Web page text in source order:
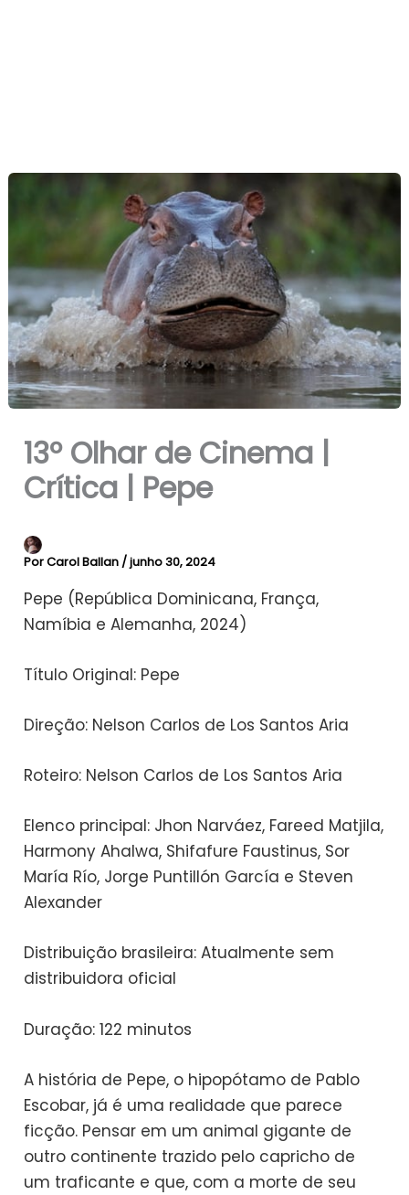
13º Olhar de Cinema |
Crítica | Pepe
PorCarol Ballan /junho 30, 2024
Pepe (República Dominicana, França,
Namíbia e Alemanha, 2024)
Título Original: Pepe
Direção: Nelson Carlos de Los Santos Aria
Roteiro: Nelson Carlos de Los Santos Aria
Elenco principal: Jhon Narváez, Fareed Matjila,
Harmony Ahalwa, Shifafure Faustinus, Sor
María Río, Jorge Puntillón García e Steven
Alexander
Distribuição brasileira: Atualmente sem
distribuidora oficial
Duração: 122 minutos
A história de Pepe, o hipopótamo de Pablo
Escobar, já é uma realidade que parece
ficção. Pensar em um animal gigante de
outro continente trazido pelo capricho de
um traficante e que, com a morte de seu